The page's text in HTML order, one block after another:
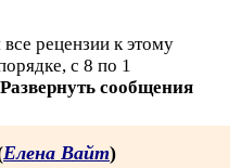
рецензии к этому
с 8 по 1
Развернуть сообщения
Елена Вайт)